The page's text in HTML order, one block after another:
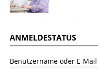
ANMELDESTATUS
Benutzername oder E-